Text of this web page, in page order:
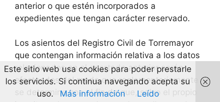
anterior o que estén incorporados a
expedientes que tengan carácter reservado.
Los asientos del Registro Civil de Torremayor
que contengan información relativa a los datos
relacionados en el apartado anterior serán
efectuados del modo que reglamentariamente
se determine con el fin de que, salvo el propio
Este sitio web usa cookies para poder prestarle
los servicios. Si continua navegando acepta su
uso.
Más información Leído